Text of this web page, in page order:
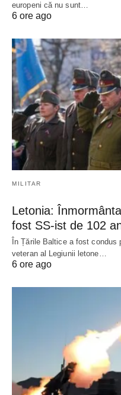
europeni că nu sunt…
6 ore ago
MILITAR
Letonia:
fost SS-ist de 102
În Țările Baltice a fost
veteran al Legiunii letone…
6 ore ago